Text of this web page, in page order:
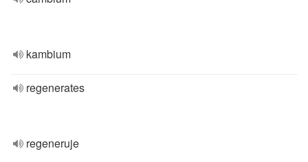
kambium
regenerates
regeneruje